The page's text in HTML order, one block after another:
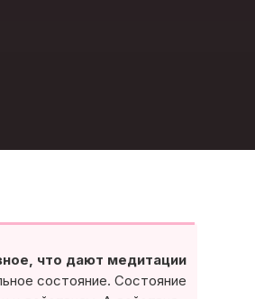
что дают медитации
состояние. Состояние